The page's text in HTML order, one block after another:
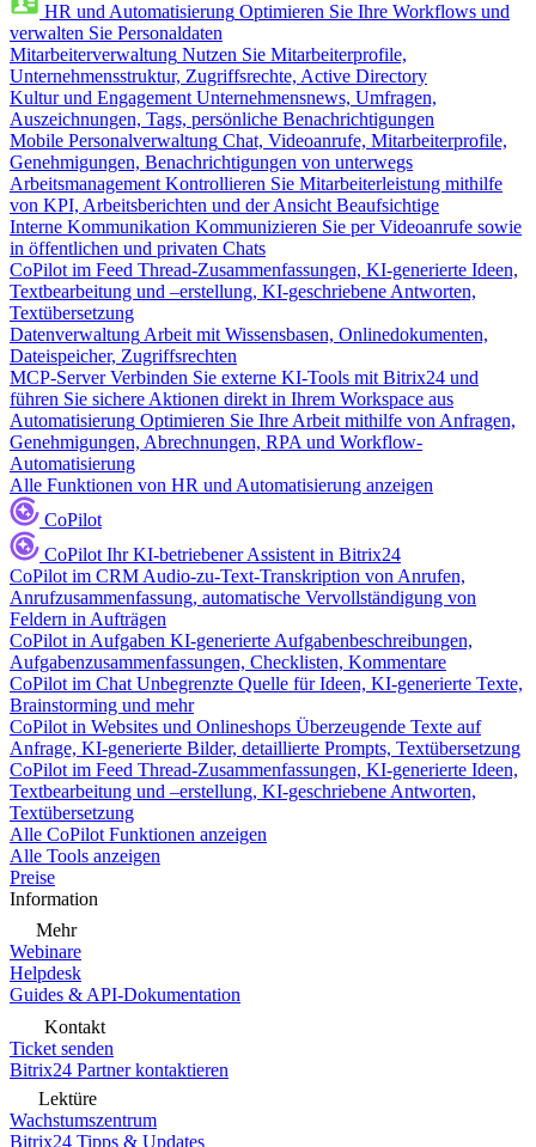
HR und Automatisierung Optimieren Sie Ihre Workflows und
verwalten Sie Personaldaten
Mitarbeiterverwaltung Nutzen Sie Mitarbeiterprofile,
Unternehmensstruktur, Zugriffsrechte, Active Directory
Kultur und Engagement Unternehmensnews, Umfragen,
Auszeichnungen, Tags, persönliche Benachrichtigungen
Mobile Personalverwaltung Chat, Videoanrufe, Mitarbeiterprofile,
Genehmigungen, Benachrichtigungen von unterwegs
Arbeitsmanagement Kontrollieren Sie Mitarbeiterleistung mithilfe
von KPI, Arbeitsberichten und der Ansicht Beaufsichtige
Interne Kommunikation Kommunizieren Sie per Videoanrufe sowie
in öffentlichen und privaten Chats
CoPilot im Feed Thread-Zusammenfassungen, KI-generierte Ideen,
Textbearbeitung und –erstellung, KI-geschriebene Antworten,
Textübersetzung
Datenverwaltung Arbeit mit Wissensbasen, Onlinedokumenten,
Dateispeicher, Zugriffsrechten
MCP-Server Verbinden Sie externe KI-Tools mit Bitrix24 und
führen Sie sichere Aktionen direkt in Ihrem Workspace aus
Automatisierung Optimieren Sie Ihre Arbeit mithilfe von Anfragen,
Genehmigungen, Abrechnungen, RPA und Workflow-
Automatisierung
Alle Funktionen von HR und Automatisierung anzeigen
CoPilot
CoPilot Ihr KI-betriebener Assistent in Bitrix24
CoPilot im CRM Audio-zu-Text-Transkription von Anrufen,
Anrufzusammenfassung, automatische Vervollständigung von
Feldern in Aufträgen
CoPilot in Aufgaben KI-generierte Aufgabenbeschreibungen,
Aufgabenzusammenfassungen, Checklisten, Kommentare
CoPilot im Chat Unbegrenzte Quelle für Ideen, KI-generierte Texte,
Brainstorming und mehr
CoPilot in Websites und Onlineshops Überzeugende Texte auf
Anfrage, KI-generierte Bilder, detaillierte Prompts, Textübersetzung
CoPilot im Feed Thread-Zusammenfassungen, KI-generierte Ideen,
Textbearbeitung und –erstellung, KI-geschriebene Antworten,
Textübersetzung
Alle CoPilot Funktionen anzeigen
Alle Tools anzeigen
Preise
Information
Mehr
Webinare
Helpdesk
Guides & API-Dokumentation
Kontakt
Ticket senden
Bitrix24 Partner kontaktieren
Lektüre
Wachstumszentrum
Bitrix24 Tipps & Updates